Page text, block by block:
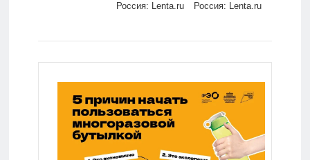
Россия: Lenta.ru
Россия: Lenta.ru